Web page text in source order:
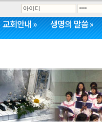
교회안내» 생명의 말씀»